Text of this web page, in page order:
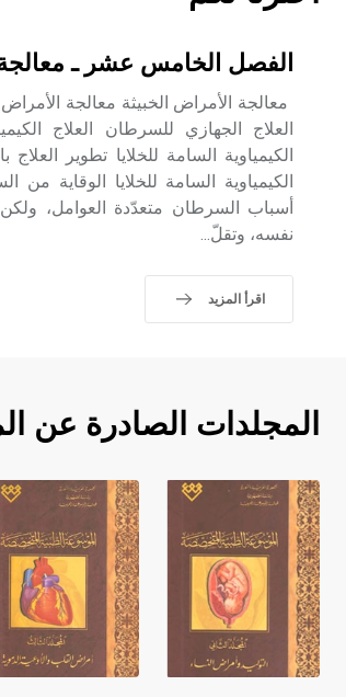
الفصل الخامس عشر ـ معالجة
معالجة الأمراض الخبيثة معالجة
العلاج الجهازي للسرطان العلاج
الكيمياوية السامة للخلايا تطوير
الكيمياوية السامة للخلايا الوقاية من
أسباب السرطان متعدّدة العوامل،
نفسه، وتقلّ...
اقرأ المزيد
المجلدات الصادرة عن